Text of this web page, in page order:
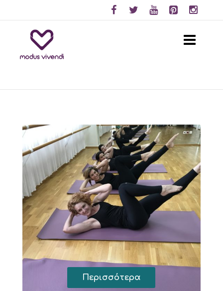
Περισσότερα